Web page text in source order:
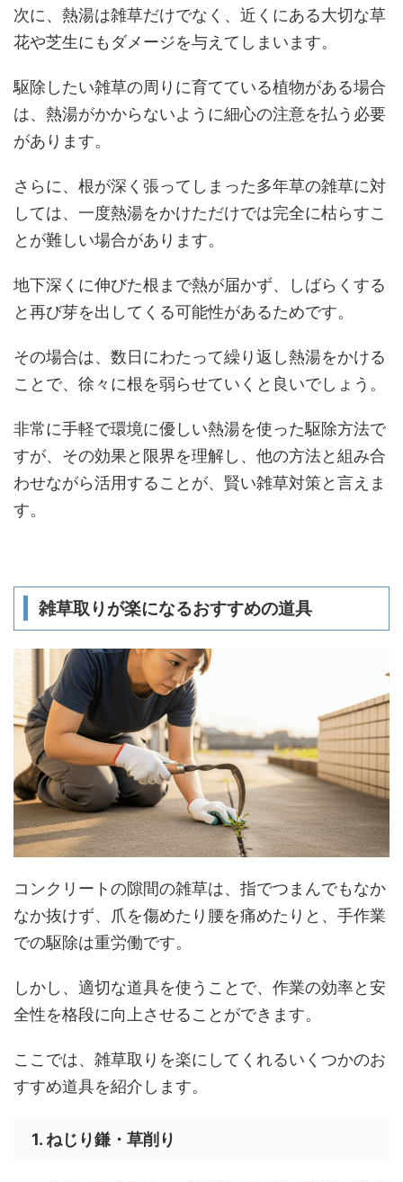
次に、熱湯は雑草だけでなく、近くにある大切な草
花や芝生にもダメージを与えてしまいます。
駆除したい雑草の周りに育てている植物がある場合
は、熱湯がかからないように細心の注意を払う必要
があります。
さらに、根が深く張ってしまった多年草の雑草に対
しては、一度熱湯をかけただけでは完全に枯らすこ
とが難しい場合があります。
地下深くに伸びた根まで熱が届かず、しばらくする
と再び芽を出してくる可能性があるためです。
その場合は、数日にわたって繰り返し熱湯をかける
ことで、徐々に根を弱らせていくと良いでしょう。
非常に手軽で環境に優しい熱湯を使った駆除方法で
すが、その効果と限界を理解し、他の方法と組み合
わせながら活用することが、賢い雑草対策と言えま
す。
雑草取りが楽になるおすすめの道具
コンクリートの隙間の雑草は、指でつまんでもなか
なか抜けず、爪を傷めたり腰を痛めたりと、手作業
での駆除は重労働です。
しかし、適切な道具を使うことで、作業の効率と安
全性を格段に向上させることができます。
ここでは、雑草取りを楽にしてくれるいくつかのお
すすめ道具を紹介します。
1. ねじり鎌・草削り